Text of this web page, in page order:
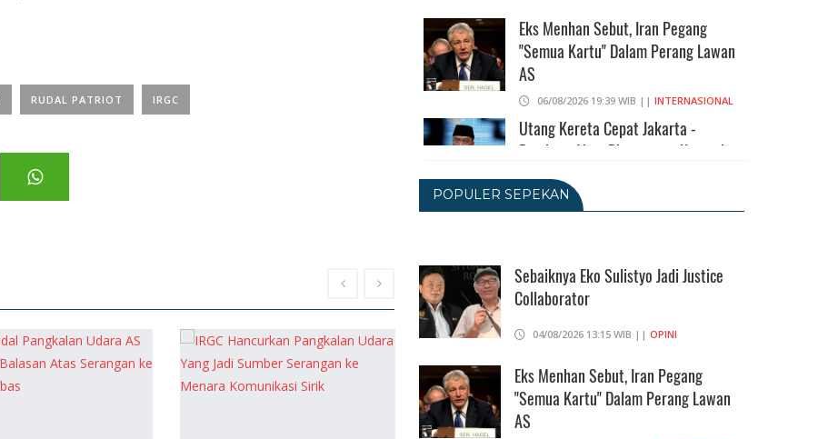
RUDAL PATRIOT IRGC
Eks Menhan Sebut, Iran Pegang
"Semua Kartu" Dalam Perang Lawan
AS
06/08/2026 19:39 WIB || INTERNASIONAL
Utang Kereta Cepat Jakarta -
Bandung Akan Ditanggung Kemenkeu
06/08/2026 19:02 WIB ||
Sekolah Di Jaksel
06/08/2026 17:40 WIB ||
Ditunda, Pajak Untuk Pedagang
2026
06/08/2026 14:23 WIB ||DKI JAKARTA
POPULER SEPEKAN
Sebaiknya Eko Sulistyo Jadi Justice
Collaborator
04/08/2026 13:15 WIB || OPINI
Eks Menhan Sebut, Iran Pegang
"Semua Kartu" Dalam Perang Lawan
AS